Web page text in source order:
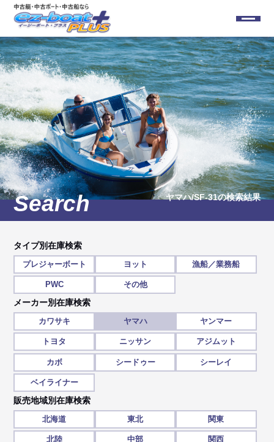
ヤマハ/SF-31の検索結果
タイプ別在庫検索
プレジャーボート ヨット 漁船／業務船
PWC その他
メーカー別在庫検索
カワサキ ヤマハ ヤンマー
トヨタ ニッサン アジムット
カボ シードゥー シーレイ
ベイライナー
販売地域別在庫検索
北海道 東北 関東
北陸 中部 関西